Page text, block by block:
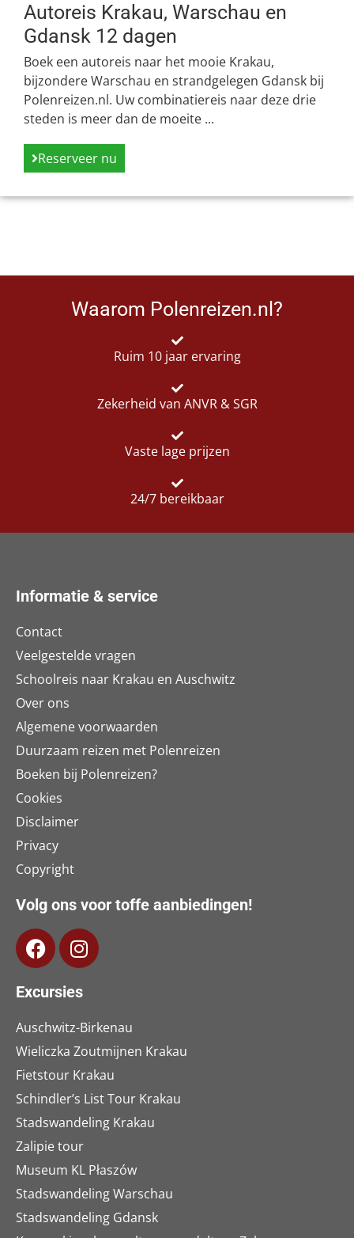
Autoreis Krakau, Warschau en
Gdansk 12 dagen
Boek een autoreis naar het mooie Krakau,
bijzondere Warschau en strandgelegen Gdansk bij
Polenreizen.nl. Uw combinatiereis naar deze drie
steden is meer dan de moeite ...
Reserveer nu
Waarom Polenreizen.nl?
Ruim 10 jaar ervaring
Zekerheid van ANVR & SGR
Vaste lage prijzen
24/7 bereikbaar
Informatie & service
Contact
Veelgestelde vragen
Schoolreis naar Krakau en Auschwitz
Over ons
Algemene voorwaarden
Duurzaam reizen met Polenreizen
Boeken bij Polenreizen?
Cookies
Disclaimer
Privacy
Copyright
Volg ons voor toffe aanbiedingen!
Excursies
Auschwitz-Birkenau
Wieliczka Zoutmijnen Krakau
Fietstour Krakau
Schindler’s List Tour Krakau
Stadswandeling Krakau
Zalipie tour
Museum KL Płaszów
Stadswandeling Warschau
Stadswandeling Gdansk